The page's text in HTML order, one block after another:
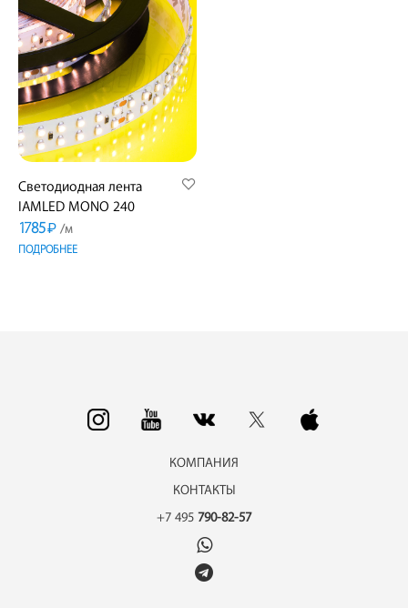
Светодиодная лента
IAMLED MONO 240
1785₽ /м
ПОДРОБНЕЕ
КОМПАНИЯ
КОНТАКТЫ
+7 495 790-82-57